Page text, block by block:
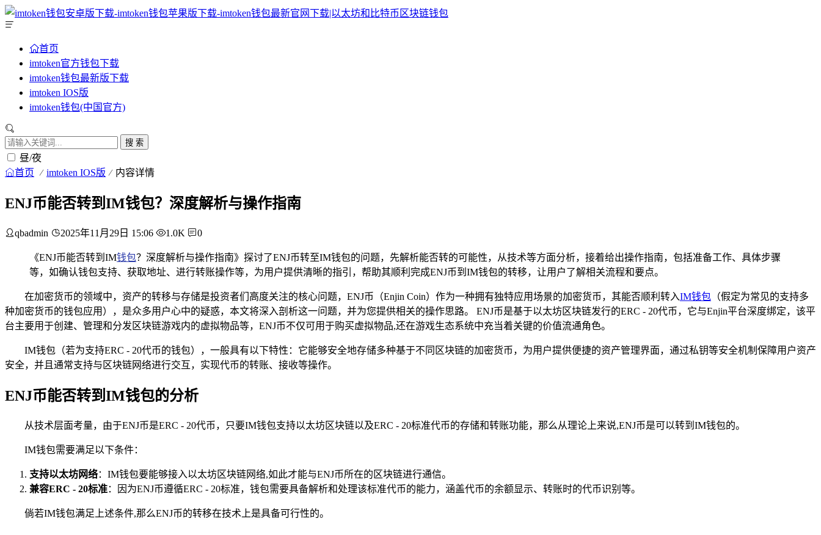
首页
imtoken官方钱包下载
imtoken钱包最新版下载
imtoken IOS版
imtoken钱包(中国官方)
搜 索
昼/夜
首页 imtoken IOS版 内容详情
ENJ币能否转到IM钱包？深度解析与操作指南
qbadmin 2025年11月29日 15:06 1.0K 0
《ENJ币能否转到IM钱包？深度解析与操作指南》探讨了ENJ币转至IM钱包的问题，先解析能否转的可能性，从技术等方面分析，接着给出操作指南，包括准备工作、具体步骤
等，如确认钱包支持、获取地址、进行转账操作等，为用户提供清晰的指引，帮助其顺利完成ENJ币到IM钱包的转移，让用户了解相关流程和要点。
在加密货币的领域中，资产的转移与存储是投资者们高度关注的核心问题，ENJ币（Enjin Coin）作为一种拥有独特应用场景的加密货币，其能否顺利转入IM钱包 （假定为常见的支持多
种加密货币的钱包应用），是众多用户心中的疑惑，本文将深入剖析这一问题，并为您提供相关的操作思路。 ENJ币是基于以太坊区块链发行的ERC - 20代币，它与Enjin平台深度绑定，该平
台主要用于创建、管理和分发区块链游戏内的虚拟物品等，ENJ币不仅可用于购买虚拟物品,还在游戏生态系统中充当着关键的价值流通角色。
IM钱包（若为支持ERC - 20代币的钱包），一般具有以下特性：它能够安全地存储多种基于不同区块链的加密货币，为用户提供便捷的资产管理界面，通过私钥等安全机制保障用户资产
安全，并且通常支持与区块链网络进行交互，实现代币的转账、接收等操作。
ENJ币能否转到IM钱包的分析
从技术层面考量，由于ENJ币是ERC - 20代币，只要IM钱包支持以太坊区块链以及ERC - 20标准代币的存储和转账功能，那么从理论上来说,ENJ币是可以转到IM钱包的。
IM钱包需要满足以下条件：
支持以太坊网络：IM钱包要能够接入以太坊区块链网络,如此才能与ENJ币所在的区块链进行通信。
兼容ERC - 20标准：因为ENJ币遵循ERC - 20标准，钱包需要具备解析和处理该标准代币的能力，涵盖代币的余额显示、转账时的代币识别等。
倘若IM钱包满足上述条件,那么ENJ币的转移在技术上是具备可行性的。